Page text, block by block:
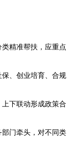
精准帮扶，应重点
、创业培育、合规
下联动形成政策合
门牵头，对不同类